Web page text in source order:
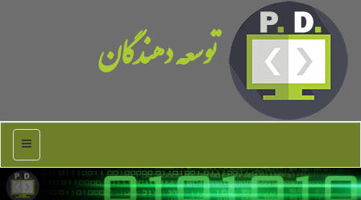
توسعه دهندگان
منو